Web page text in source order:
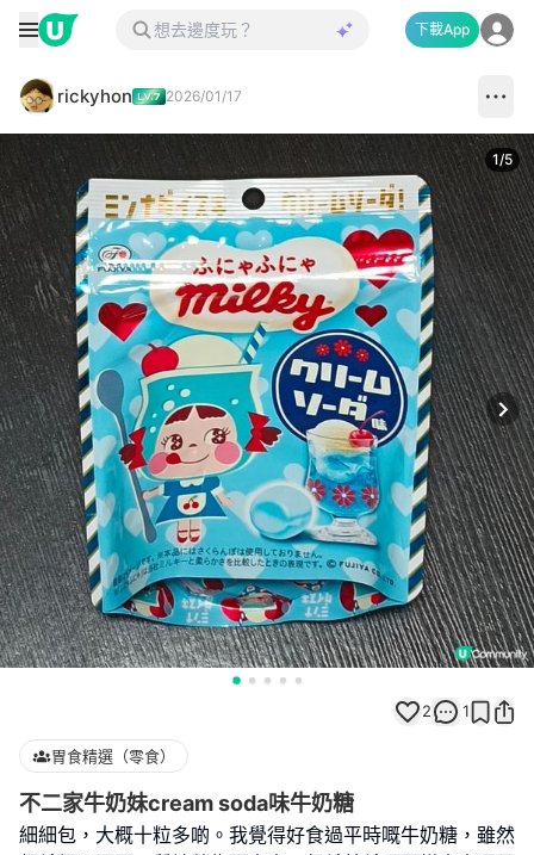
下載App
rickyhon 2026/01/17
1/5
2 1
胃食精選（零食）
不二家牛奶妹cream soda味牛奶糖
細細包，大概十粒多啲。我覺得好食過平時嘅牛奶糖，雖然